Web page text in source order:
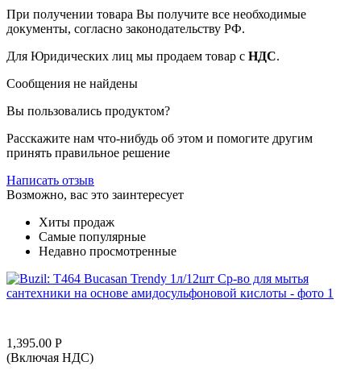
При получении товара Вы получите все необходимые
документы, согласно законодательству РФ.
Для Юридических лиц мы продаем товар с НДС.
Сообщения не найдены
Вы пользовались продуктом?
Расскажите нам что-нибудь об этом и помогите другим
принять правильное решение
Написать отзыв
Возможно, вас это заинтересует
Хиты продаж
Самые популярные
Недавно просмотренные
1,395.00 Р
(Включая НДС)